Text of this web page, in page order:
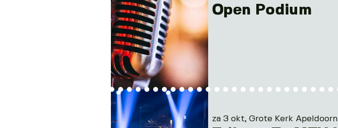
Open Podium
za 3 okt, Grote Kerk Apeldoorn